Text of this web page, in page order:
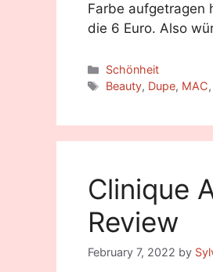
Farbe aufgetragen
die 6 Euro. Also
Categories
Schönheit
Tags
Beauty, Dupe, MAC,
Clinique
Review
February 7, 2022 by